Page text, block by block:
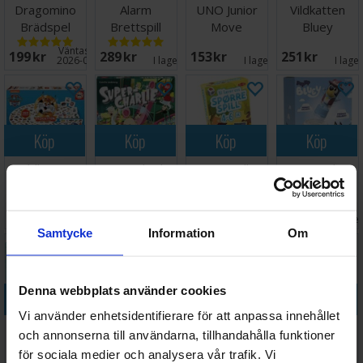
Samtycke Information Om
Denna webbplats använder cookies
Vi använder enhetsidentifierare för att anpassa innehållet
och annonserna till användarna, tillhandahålla funktioner
för sociala medier och analysera vår trafik. Vi
Dragomino
Brädspel
199 SEK Väntas in:
2026-09-30
Alarm
Brettspill
289 SEK I lager:
UNO Junior
Move
153 SEK I lager: 7
Vildkatten
Bluey
251 SEK I
Köp
Vildkatten
Köp
Super Charlie
Köp
Spørrespill 4-
Köp
Pop Up Bluey
Brädspel
I
Köp
Bamse
Havets
Köp
UNO Junior
Gabbys
Köp
Babblarna Kan
du göra
Gjett
Godteriet -